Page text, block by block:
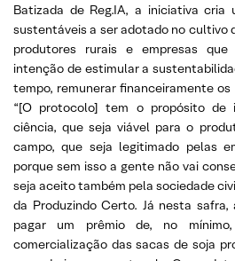
Batizada de Reg.IA, a iniciativa
sustentáveis a ser adotado no cultivo
produtores rurais e empresas
intenção de estimular a
tempo, remunerar financeiramente
“[O protocolo] tem o propósito de
ciência, que seja viável para o
campo, que seja legitimado pelas
porque sem isso a gente não vai
seja aceito também pela sociedade
da Produzindo Certo. Já nesta safra,
pagar um prêmio de, no
comercialização das sacas de soja